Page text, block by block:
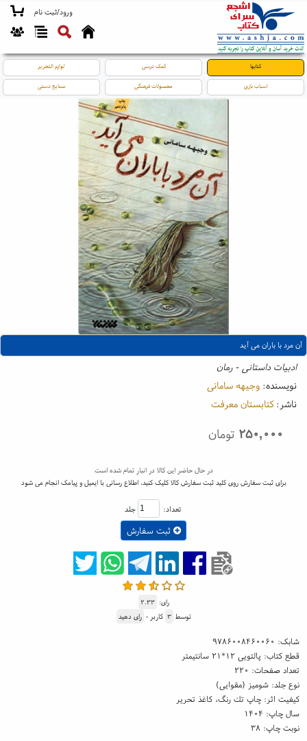
ورود/ثبت نام
کتابها کمک درسی لوازم التحریر
اسباب بازی محصولات فرهنگی صنایع دستی
آن مرد با باران می آید
ادبیات داستانی - رمان
نویسنده: وجیهه سامانی
ناشر:کتابستان معرفت
۲۵۰,۰۰۰ تومان
در حال حاضر این کالا در انبار تمام شده است
برای ثبت سفارش روی کلید ثبت سفارش کالا کلیک کنید، اطلاع رسانی با ایمیل و پیامک انجام می شود
تعداد: جلد
ثبت سفارش
رای: ۲.۳۳
توسط ۳ کاربر - رای دهید
شابک: ۹۷۸۶۰۰۸۴۶۰۰۶۰
قطع کتاب: پالتویی ۱۲*۲۱ سانتیمتر
تعداد صفحات: ۲۲۰
نوع جلد: شومیز (مقوایی)
کیفیت اثر: چاپ تك رنگ، کاغذ تحریر
سال چاپ: ۱۴۰۴
نوبت چاپ: ۳۸